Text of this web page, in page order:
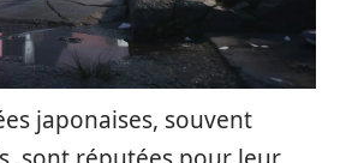
japonaises, souvent